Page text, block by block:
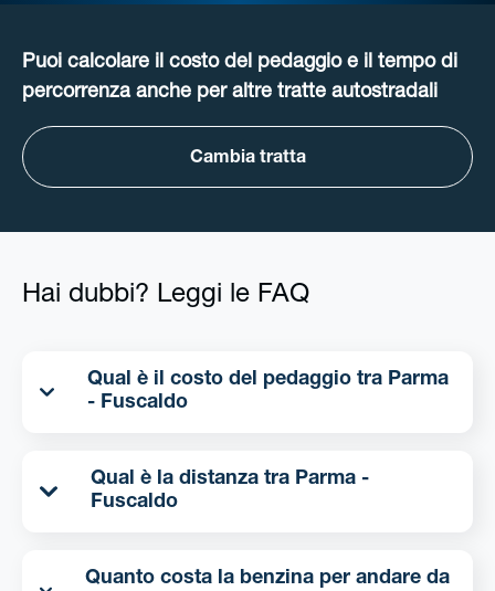
Puoi calcolare il costo del pedaggio e il tempo di
percorrenza anche per altre tratte autostradali
Cambia tratta
Hai dubbi? Leggi le FAQ
Qual è il costo del pedaggio tra Parma
- Fuscaldo
Qual è la distanza tra Parma -
Fuscaldo
Quanto costa la benzina per andare da